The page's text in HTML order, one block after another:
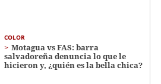
COLOR
Motagua vs FAS: barra
salvadoreña denuncia lo que le
hicieron y, ¿quién es la bella chica?